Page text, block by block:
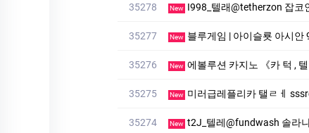
35278 New I998_텔래@tetherzon 잡코인구
35277 New 블루게­임 | 아이슬룟 아시안
35276 New 에볼루션 카­지노 《카 턱 ,
35275 New 미러급레플리카 탤ㄹㅔ sssreo
35274 New t2J_텔레@fundwash 솔라